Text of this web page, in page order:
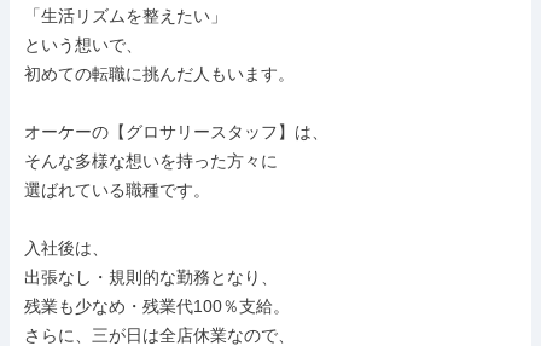
「生活リズムを整えたい」
という想いで、
初めての転職に挑んだ人もいます。
オーケーの【グロサリースタッフ】は、
そんな多様な想いを持った方々に
選ばれている職種です。
入社後は、
出張なし・規則的な勤務となり、
残業も少なめ・残業代100％支給。
さらに、三が日は全店休業なので、